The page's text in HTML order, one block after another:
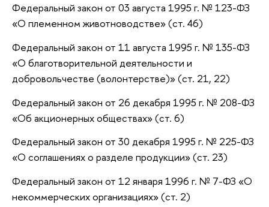
Федеральный закон от 03 августа 1995 г. № 123-ФЗ
«О племенном животноводстве» (ст. 46)
Федеральный закон от 11 августа 1995 г. № 135-ФЗ
«О благотворительной деятельности и
добровольчестве (волонтерстве)» (ст. 21, 22)
Федеральный закон от 26 декабря 1995 г. № 208-ФЗ
«Об акционерных обществах» (ст. 6)
Федеральный закон от 30 декабря 1995 г. № 225-ФЗ
«О соглашениях о разделе продукции» (ст. 23)
Федеральный закон от 12 января 1996 г. № 7-ФЗ «О
некоммерческих организациях» (ст. 2)